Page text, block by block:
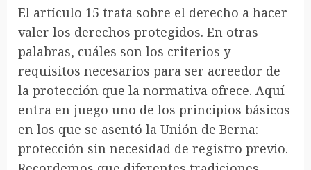
El artículo 15 trata sobre el derecho a hacer
valer los derechos protegidos. En otras
palabras, cuáles son los criterios y
requisitos necesarios para ser acreedor de
la protección que la normativa ofrece. Aquí
entra en juego uno de los principios básicos
en los que se asentó la Unión de Berna:
protección sin necesidad de registro previo.